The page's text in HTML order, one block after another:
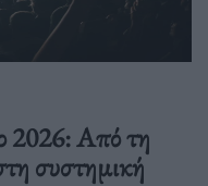
2026: Από τη
συστημική